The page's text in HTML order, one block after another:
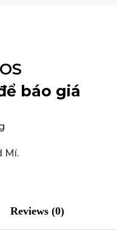
báo giá
Mí.
Reviews (0)